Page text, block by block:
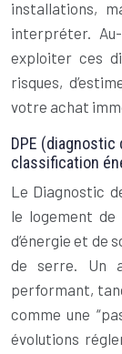
installations,
interpréter.
exploiter ces
risques,
votre achat
DPE
classification
Le Diagnostic
le logement de
d’énergie et de
de serre. Un
performant,
comme une
évolutions